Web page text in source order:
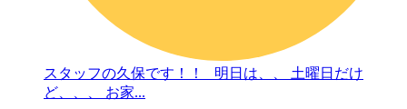
スタッフの久保です！！ 明日は、、 土曜日だけ
ど、、、 お家...